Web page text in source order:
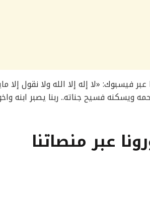
فيسبوك: «لا إله إلا الله ولا نقول إلا
ويسكنه فسيح جناته.. ربنا يصبر ابنه
عبر منصاتنا